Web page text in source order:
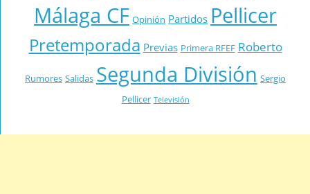
Málaga CF Opinión Partidos Pellicer
Pretemporada Previas Primera RFEF Roberto
Rumores Salidas Segunda División Sergio
Pellicer Televisión